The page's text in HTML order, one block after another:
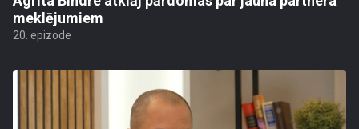
meklējumiem
20. epizode